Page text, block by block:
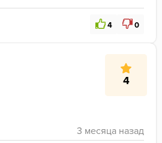
4 0
4